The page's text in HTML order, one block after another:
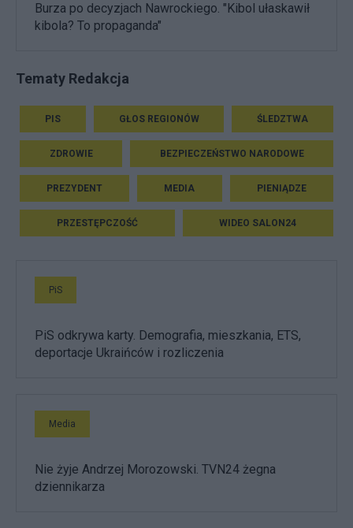
Burza po decyzjach Nawrockiego. "Kibol ułaskawił
kibola? To propaganda"
Tematy Redakcja
PIS GŁOS REGIONÓW ŚLEDZTWA
ZDROWIE BEZPIECZEŃSTWO NARODOWE
PREZYDENT MEDIA PIENIĄDZE
PRZESTĘPCZOŚĆ WIDEO SALON24
PiS
PiS odkrywa karty. Demografia, mieszkania, ETS,
deportacje Ukraińców i rozliczenia
Media
Nie żyje Andrzej Morozowski. TVN24 żegna
dziennikarza